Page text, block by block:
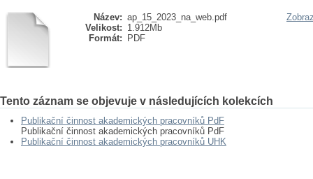
Název: ap_15_2023_na_web.pdf
Velikost: 1.912Mb
Formát:
PDF
Tento záznam se objevuje v následujících kolekcích
Publikační činnost akademických pracovníků PdF
Publikační činnost akademických pracovníků PdF
Publikační činnost akademických pracovníků UHK